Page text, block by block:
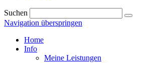
Suchen
Navigation überspringen
Home
Info
Meine Leistungen